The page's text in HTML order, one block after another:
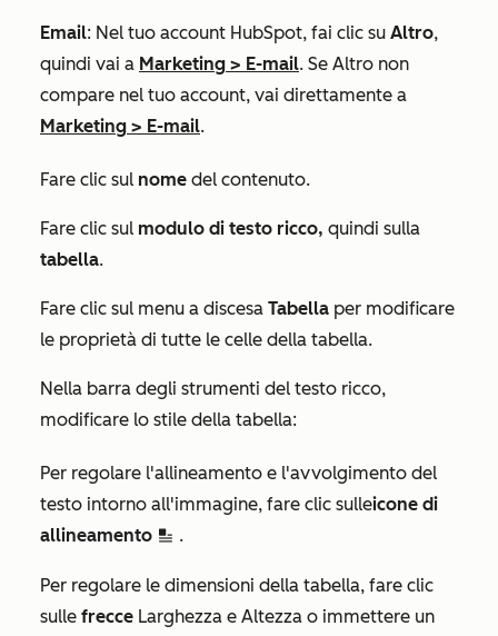
Email: Nel tuo account HubSpot, fai clic su Altro,
quindi vai a Marketing > E-mail. Se Altro non
compare nel tuo account, vai direttamente a
Marketing > E-mail.
Fare clic sul nome del contenuto.
Fare clic sul modulo di testo ricco, quindi sulla
tabella.
Fare clic sul menu a discesa Tabella per modificare
le proprietà di tutte le celle della tabella.
Nella barra degli strumenti del testo ricco,
modificare lo stile della tabella:
Per regolare l'allineamento e l'avvolgimento del
testo intorno all'immagine, fare clic sulleicone di
allineamento inline .
Per regolare le dimensioni della tabella, fare clic
sulle frecce Larghezza e Altezza o immettere un